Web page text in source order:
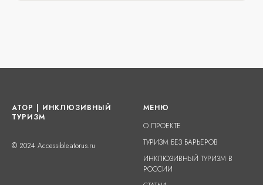
АТОР | ИНКЛЮЗИВНЫЙ
ТУРИЗМ
© 2024 Accessible.atorus.ru
МЕНЮ
О ПРОЕКТЕ
ТУРИЗМ БЕЗ БАРЬЕРОВ
ИНКЛЮЗИВНЫЙ ТУРИЗМ В
РОССИИ